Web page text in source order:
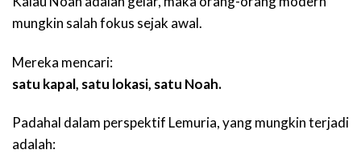
mungkin salah fokus sejak awal.
Mereka mencari:
satu kapal, satu lokasi, satu Noah.
Padahal dalam perspektif Lemuria, yang mungkin terjadi
adalah: